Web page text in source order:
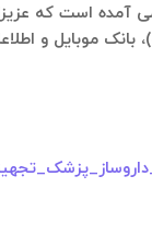
موبایل و